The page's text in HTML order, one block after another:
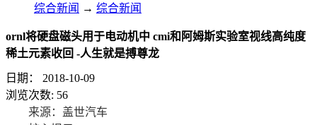
综合新闻 → 综合新闻
ornl将硬盘磁头用于电动机中 cmi和阿姆斯实验室视线高纯度
稀土元素收回 -人生就是搏尊龙
日期：
2018-10-09
浏览次数: 56
来源：盖世汽车